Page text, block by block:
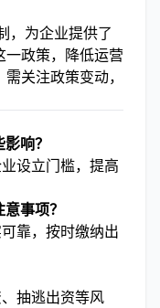
，为企业提供了
一政策，降低运营
关注政策变动，
响？
设立门槛，提高
事项？
靠，按时缴纳出
抽逃出资等风